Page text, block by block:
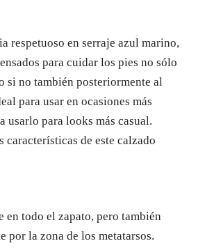
respetuoso en serraje azul marino,
para cuidar los pies no sólo
si no también posteriormente al
para usar en ocasiones más
usarlo para looks más casual.
características de este calzado
en todo el zapato, pero también
por la zona de los metatarsos.